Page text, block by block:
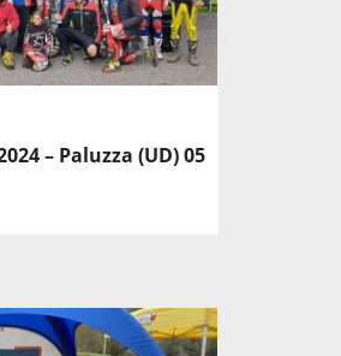
– Paluzza (UD) 05